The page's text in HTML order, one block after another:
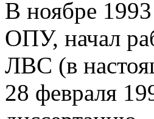
В ноябре
ОПУ, начал
ЛВС (в
28 февраля